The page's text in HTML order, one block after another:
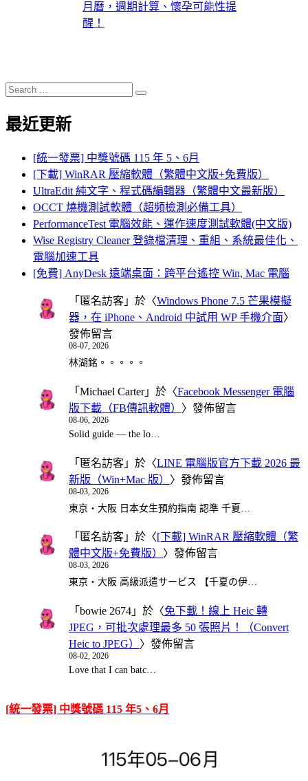
月曆，週期計算、懷孕可能性提
醒！
Search
for:
Search
最近更新
[統一發票] 中獎號碼 115 年 5、6月
[下載] WinRAR 壓縮軟體（繁體中文版+免費版）
UltraEdit 純文字、程式碼編輯器（繁體中文最新版）
OCCT 燒機測試軟體（超頻檢測必備工具）
PerformanceTest 電腦效能、運作速度測試軟體(中文版)
Wise Registry Cleaner 登錄檔清理、重組、系統最佳化、
電腦加速工具
[免費] AnyDesk 遠端桌面：跨平台遙控 Win, Mac 電腦
「 匿名訪客 」於〈Windows Phone 7.5 芒果模擬
器，在 iPhone、Android 中試用 WP 手機介面〉
發佈留言
08-07, 2026
林湖銘。。。。。
「 Michael Carter」於〈Facebook Messenger 電腦
版下載（FB傳訊軟體） 〉發佈留言
08-06, 2026
Solid guide — the lo…
「 匿名訪客 」於〈LINE 電腦版官方下載 2026 最
新版（Win+Mac 版） 〉發佈留言
08-03, 2026
東京・大阪 日本女生預約指南 認準 千夏…
「 匿名訪客 」於〈[下載] WinRAR 壓縮軟體（繁
體中文版+免費版） 〉發佈留言
08-03, 2026
東京・大阪 高級派遣サービス 【千夏の伊…
「 bowie 2674 」於〈免下載！線上 Heic 轉
JPEG，可批次處理最多 50 張照片！（Convert
Heic to JPEG） 〉發佈留言
08-02, 2026
Love that I can batc…
[統一發票] 中獎號碼 115 年5、6月